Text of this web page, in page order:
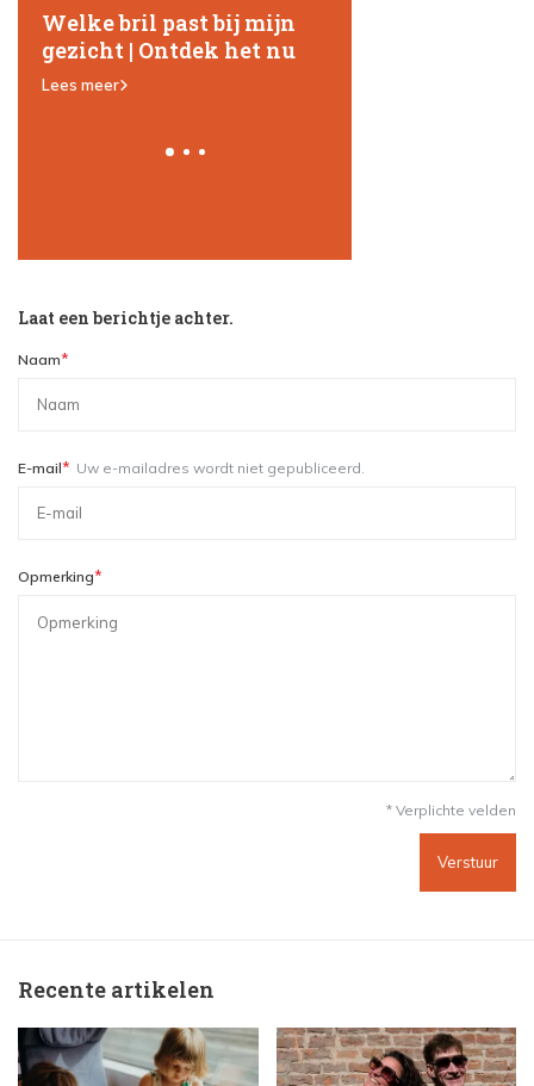
Welke bril past bij mijn
gezicht | Ontdek het nu
Lees meer
Laat een berichtje achter.
Naam*
E-mail* Uw e-mailadres wordt niet gepubliceerd.
Opmerking*
* Verplichte velden
Verstuur
Recente artikelen